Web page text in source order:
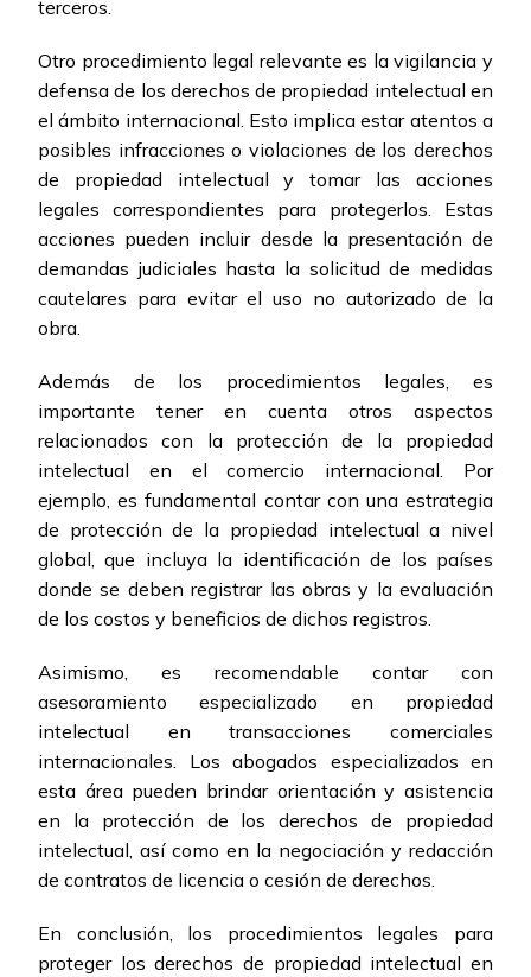
terceros.
Otro procedimiento legal relevante es la vigilancia y
defensa de los derechos de propiedad intelectual en
el ámbito internacional. Esto implica estar atentos a
posibles infracciones o violaciones de los derechos
de propiedad intelectual y tomar las acciones
legales correspondientes para protegerlos. Estas
acciones pueden incluir desde la presentación de
demandas judiciales hasta la solicitud de medidas
cautelares para evitar el uso no autorizado de la
obra.
Además de los procedimientos legales, es
importante tener en cuenta otros aspectos
relacionados con la protección de la propiedad
intelectual en el comercio internacional. Por
ejemplo, es fundamental contar con una estrategia
de protección de la propiedad intelectual a nivel
global, que incluya la identificación de los países
donde se deben registrar las obras y la evaluación
de los costos y beneficios de dichos registros.
Asimismo, es recomendable contar con
asesoramiento especializado en propiedad
intelectual en transacciones comerciales
internacionales. Los abogados especializados en
esta área pueden brindar orientación y asistencia
en la protección de los derechos de propiedad
intelectual, así como en la negociación y redacción
de contratos de licencia o cesión de derechos.
En conclusión, los procedimientos legales para
proteger los derechos de propiedad intelectual en